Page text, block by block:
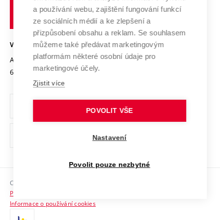
Transfer znalostí
Open Science
Projekty
Projekty ze strukturálních fondů
Specifický výzkum
Mezinárodní dohody
Univerzitní sítě
Podnikavá univerzita / ContriBUTe
Bezpečná univerzita
Vyznamenání
Organizační struktura
Ochrana osobních údajů
odkaz)
Sociální bezpečí
HR Award
učení
technické
Brně
VYSOKÉ UČENÍ TECHNICKÉ V BRNĚ
Antonínská 548/1
602 00 Brno
www.vut.cz
vut@vutbr.cz
Copyright © 2026 VUT
Prohlášení o přístupnosti
Informace o používání cookies
a používání webu, zajištění fungování funkcí
ze sociálních médií a ke zlepšení a
přizpůsobení obsahu a reklam. Se souhlasem
můžeme také předávat marketingovým
platformám některé osobní údaje pro
marketingové účely.
Zjistit více
POVOLIT VŠE
Nastavení
Povolit pouze nezbytné